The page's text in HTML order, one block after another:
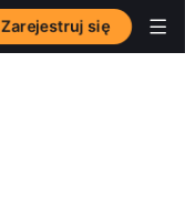
Zarejestruj się